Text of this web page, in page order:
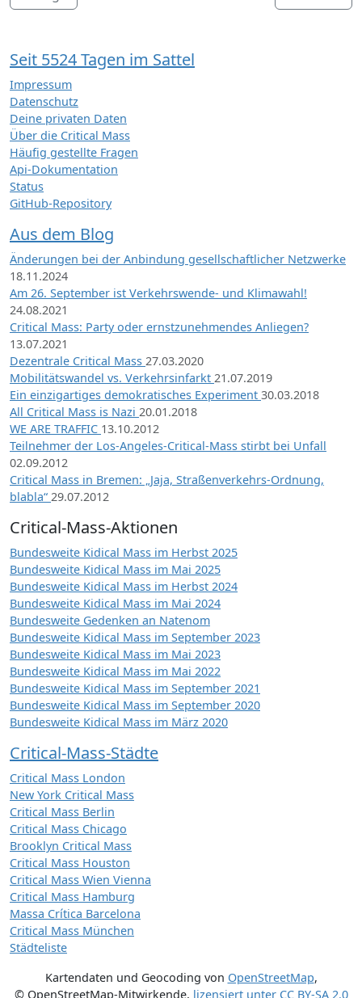
Seit 5524 Tagen im Sattel
Impressum
Datenschutz
Deine privaten Daten
Über die Critical Mass
Häufig gestellte Fragen
Api-Dokumentation
Status
GitHub-Repository
Aus dem Blog
Änderungen bei der Anbindung gesellschaftlicher Netzwerke
18.11.2024
Am 26. September ist Verkehrswende- und Klimawahl!
24.08.2021
Critical Mass: Party oder ernstzunehmendes Anliegen?
13.07.2021
Dezentrale Critical Mass 27.03.2020
Mobilitätswandel vs. Verkehrsinfarkt 21.07.2019
Ein einzigartiges demokratisches Experiment 30.03.2018
All Critical Mass is Nazi 20.01.2018
WE ARE TRAFFIC 13.10.2012
Teilnehmer der Los-Angeles-Critical-Mass stirbt bei Unfall
02.09.2012
Critical Mass in Bremen: „Jaja, Straßenverkehrs-Ordnung,
blabla“ 29.07.2012
Critical-Mass-Aktionen
Bundesweite Kidical Mass im Herbst 2025
Bundesweite Kidical Mass im Mai 2025
Bundesweite Kidical Mass im Herbst 2024
Bundesweite Kidical Mass im Mai 2024
Bundesweite Gedenken an Natenom
Bundesweite Kidical Mass im September 2023
Bundesweite Kidical Mass im Mai 2023
Bundesweite Kidical Mass im Mai 2022
Bundesweite Kidical Mass im September 2021
Bundesweite Kidical Mass im September 2020
Bundesweite Kidical Mass im März 2020
Critical-Mass-Städte
Critical Mass London
New York Critical Mass
Critical Mass Berlin
Critical Mass Chicago
Brooklyn Critical Mass
Critical Mass Houston
Critical Mass Wien Vienna
Critical Mass Hamburg
Massa Crítica Barcelona
Critical Mass München
Städteliste
Kartendaten und Geocoding von OpenStreetMap,
© OpenStreetMap-Mitwirkende, lizensiert unter CC BY-SA 2.0